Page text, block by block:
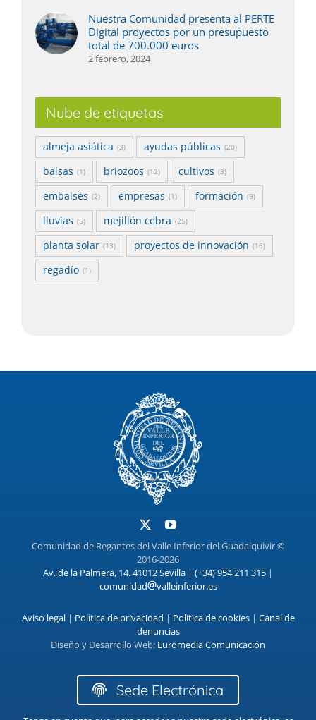
Nuestra Comunidad presenta al PERTE
Digital proyectos por un presupuesto
total de 700.000 euros
2 febrero, 2024
Nube de etiquetas
almeja asiática (3) ayudas públicas (20)
balsas (1) briozoos (12) cultivos (3)
embalses (2) empresas (1) formación (9)
lluvias (5) mejillón cebra (25)
planta solar (13) proyectos de innovación (16)
regadío (1)
Comunidad de Regantes del Valle Inferior del Guadalquivir ©
2016-2026
Av. de la Palmera, 14. 41012 Sevilla | (+34) 954 211 315 |
comunidad
valleinferior.es
Aviso legal| Política de privacidad | Política de cookies| Canal de
denuncias
Diseño y Desarrollo Web: Euromedia Comunicación
Sede Electrónica